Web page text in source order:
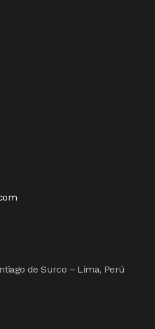
de Surco – Lima, Perú